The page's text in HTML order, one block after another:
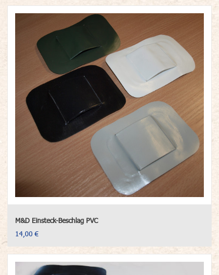
M&D Einsteck-Beschlag PVC
14,00 €